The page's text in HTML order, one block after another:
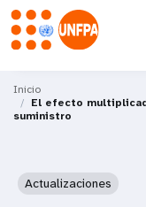
contenido
principal
M
a
Inicio
El efecto
suministro
Actualizaciones